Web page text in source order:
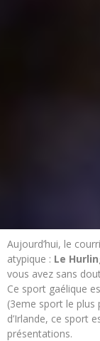
Aujourd’hui, le
atypique : Le
vous avez sans
Ce sport gaélique
(3eme sport le plus
d’Irlande, ce sport
présentations.